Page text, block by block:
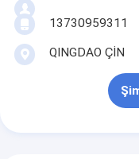
13730959311
QINGDAO ÇİN